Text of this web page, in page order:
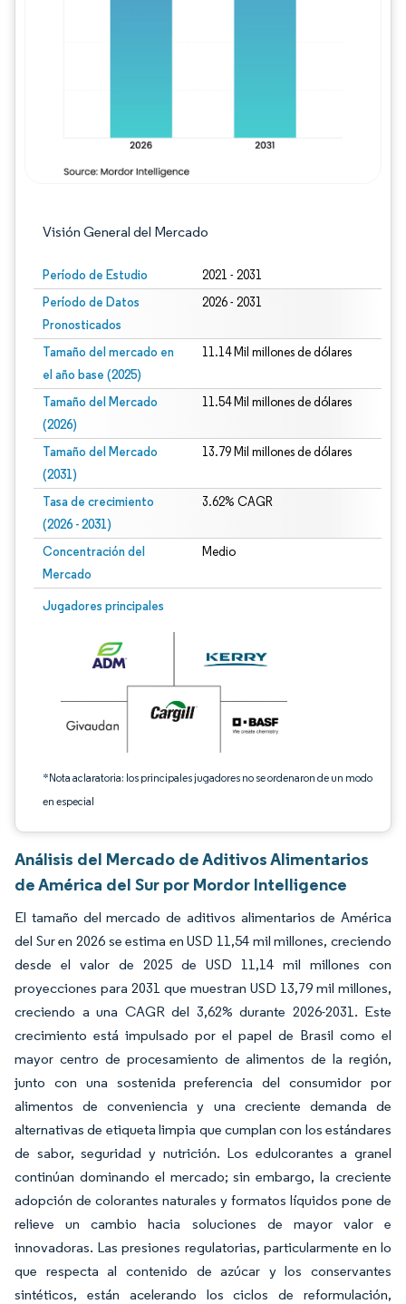
Visión General del Mercado
Período de Estudio 2021 - 2031
Período de Datos
Pronosticados
2026 - 2031
Tamaño del mercado en
el año base (2025)
11.14 Mil millones de dólares
Tamaño del Mercado
(2026)
11.54 Mil millones de dólares
Tamaño del Mercado
(2031)
13.79 Mil millones de dólares
Tasa de crecimiento
(2026 - 2031)
3.62% CAGR
Concentración del
Mercado
Medio
Jugadores principales
*Nota aclaratoria: los principales jugadores no se ordenaron de un modo
en especial
Imagen © Mordor Intelligence. El uso requiere atribución según CC BY 4.0.
Análisis del Mercado de Aditivos Alimentarios
de América del Sur por Mordor Intelligence
El tamaño del mercado de aditivos alimentarios de América
del Sur en 2026 se estima en USD 11,54 mil millones, creciendo
desde el valor de 2025 de USD 11,14 mil millones con
proyecciones para 2031 que muestran USD 13,79 mil millones,
creciendo a una CAGR del 3,62% durante 2026-2031. Este
crecimiento está impulsado por el papel de Brasil como el
mayor centro de procesamiento de alimentos de la región,
junto con una sostenida preferencia del consumidor por
alimentos de conveniencia y una creciente demanda de
alternativas de etiqueta limpia que cumplan con los estándares
de sabor, seguridad y nutrición. Los edulcorantes a granel
continúan dominando el mercado; sin embargo, la creciente
adopción de colorantes naturales y formatos líquidos pone de
relieve un cambio hacia soluciones de mayor valor e
innovadoras. Las presiones regulatorias, particularmente en lo
que respecta al contenido de azúcar y los conservantes
sintéticos, están acelerando los ciclos de reformulación,